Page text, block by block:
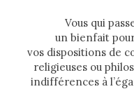
Vous qui
un bienfait
vos dispositions de
religieuses ou
indifférences à